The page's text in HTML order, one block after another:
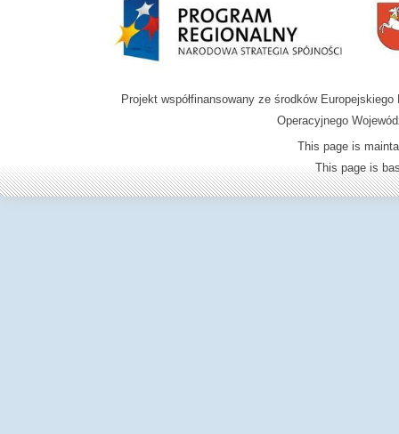
Projekt współfinansowany ze środków
Operacyjnego
This page is
This page is